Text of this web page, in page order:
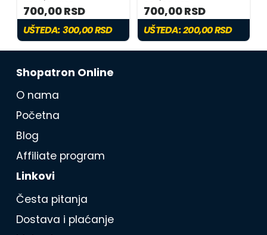
700,00 RSD
UŠTEDA:300,00 RSD
700,00 RSD
UŠTEDA:200,00 RSD
Shopatron Online
O nama
Početna
Blog
Affiliate program
Linkovi
Česta pitanja
Dostava i plaćanje